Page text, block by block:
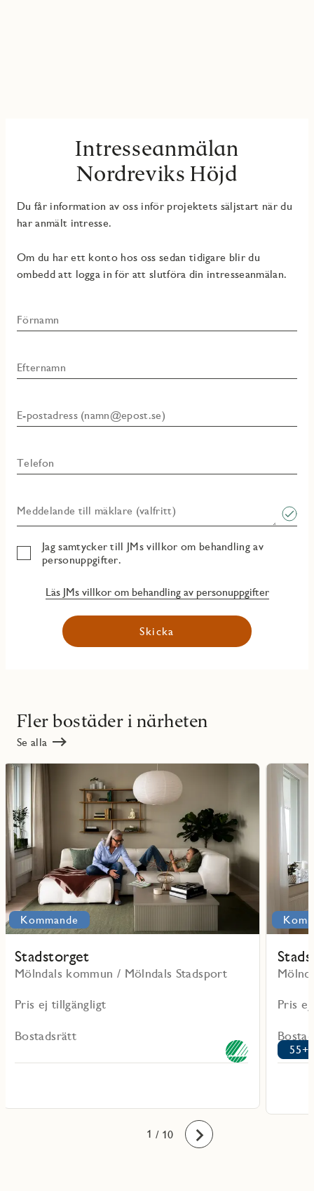
Intresseanmälan
Nordreviks Höjd
Du får information av oss inför projektets säljstart när du
har anmält intresse.
Om du har ett konto hos oss sedan tidigare blir du
ombedd att logga in för att slutföra din intresseanmälan.
Förnamn
Efternamn
E-postadress (namn@epost.se)
Telefon
Meddelande till mäklare (valfritt)
Jag samtycker till JMs villkor om behandling av
personuppgifter.
Läs JMs villkor om behandling av personuppgifter
Skicka
Fler bostäder i närheten
Se alla
Kommande
Stadstorget
Mölndals kommun / Mölndals Stadsport
Pris ej tillgängligt
Bostadsrätt
Läs
mer
om
Stadstorget
Pris
55+
Läs
1
2
3
4
5
6
7
8
9
10 / 10 Framåt